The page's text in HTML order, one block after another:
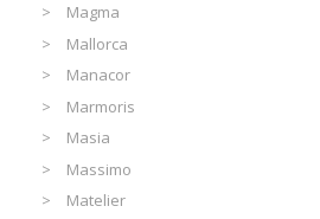
Magma
Mallorca
Manacor
Marmoris
Masia
Massimo
Matelier